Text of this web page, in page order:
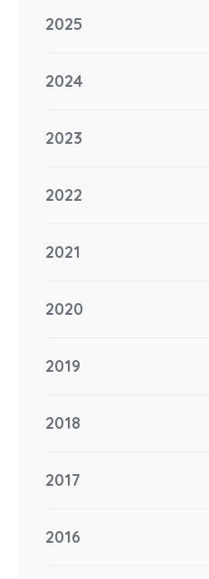
2025
2024
2023
2022
2021
2020
2019
2018
2017
2016